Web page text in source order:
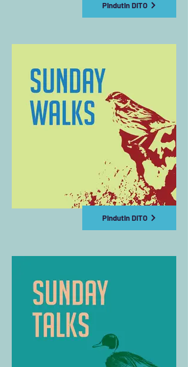
Pindutin DITO
Pindutin DITO